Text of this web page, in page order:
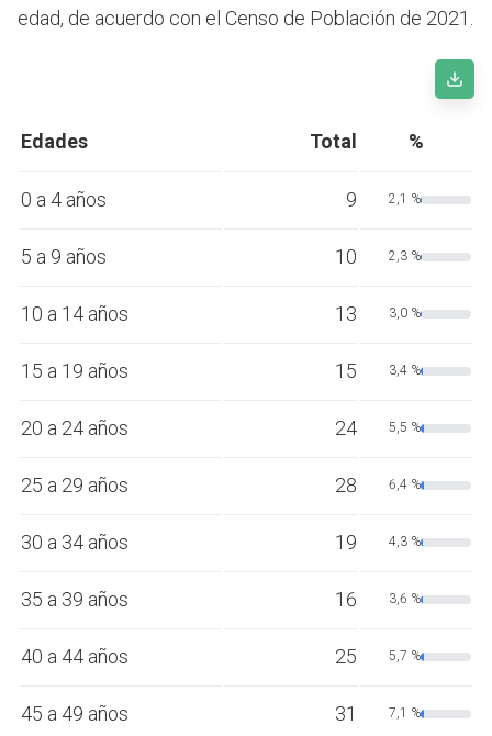
edad, de acuerdo con el Censo de Población de 2021.
Edades Total %
0 a 4 años 9 2,1 %
5 a 9 años 10 2,3 %
10 a 14 años 13 3,0 %
15 a 19 años 15 3,4 %
20 a 24 años 24 5,5 %
25 a 29 años 28 6,4 %
30 a 34 años 19 4,3 %
35 a 39 años 16 3,6 %
40 a 44 años 25 5,7 %
45 a 49 años 31 7,1 %